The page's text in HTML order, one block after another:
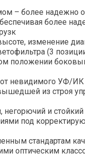
– более надежно
более
изменение
(3
положении
невидимого УФ/ИК
из строя
и
под
стандартам
оптическим